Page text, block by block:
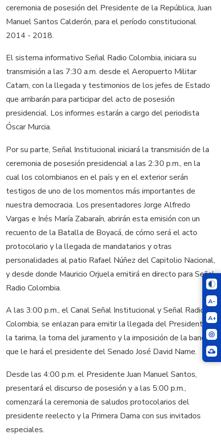
A-
A+
ceremonia de posesión del Presidente de la República, Juan
Manuel Santos Calderón, para el período constitucional
2014 - 2018.
El sistema informativo Señal Radio Colombia, iniciara su
transmisión a las 7:30 a.m. desde el Aeropuerto Militar
Catam, con la llegada y testimonios de los jefes de Estado
que arribarán para participar del acto de posesión
presidencial. Los informes estarán a cargo del periodista
Óscar Murcia.
Por su parte, Señal Institucional iniciará la transmisión de la
ceremonia de posesión presidencial a las 2:30 p.m., en la
cual los colombianos en el país y en el exterior serán
testigos de uno de los momentos más importantes de
nuestra democracia. Los presentadores Jorge Alfredo
Vargas e Inés María Zabaraín, abrirán esta emisión con un
recuento de la Batalla de Boyacá, de cómo será el acto
protocolario y la llegada de mandatarios y otras
personalidades al patio Rafael Núñez del Capitolio Nacional,
y desde donde Mauricio Orjuela emitirá en directo para Señal
Radio Colombia.
A las 3:00 p.m., el Canal Señal Institucional y Señal Radio
Colombia, se enlazan para emitir la llegada del Presidente a
la tarima, la toma del juramento y la imposición de la banda
que le hará el presidente del Senado José David Name.
Desde las 4:00 p.m. el Presidente Juan Manuel Santos,
presentará el discurso de posesión y a las 5:00 p.m.,
comenzará la ceremonia de saludos protocolarios del
presidente reelecto y la Primera Dama con sus invitados
especiales.